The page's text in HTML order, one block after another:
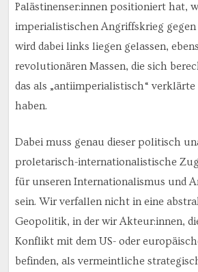
Palästinenser:innen positioniert hat,
imperialistischen Angriffskrieg
wird dabei links liegen gelassen,
revolutionären Massen, die sich
das als „antiimperialistisch“ verklärte
haben.
Dabei muss genau dieser politisch
proletarisch-internationalistische
für unseren Internationalismus und
sein. Wir verfallen nicht in eine
Geopolitik, in der wir Akteur:innen,
Konflikt mit dem US- oder
befinden, als vermeintliche